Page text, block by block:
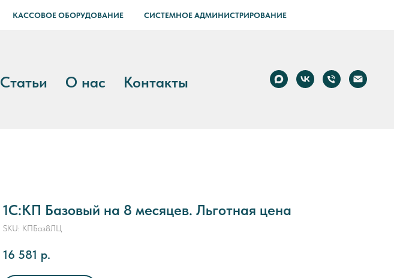
КАССОВОЕ ОБОРУДОВАНИЕ СИСТЕМНОЕ АДМИНИСТРИРОВАНИЕ
Статьи О нас Контакты
1С:КП Базовый на 8 месяцев. Льготная цена
SKU: КПБаз8ЛЦ
16 581 р.